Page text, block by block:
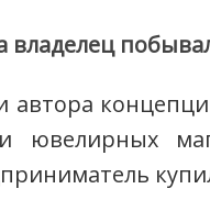
автора
ювелирных